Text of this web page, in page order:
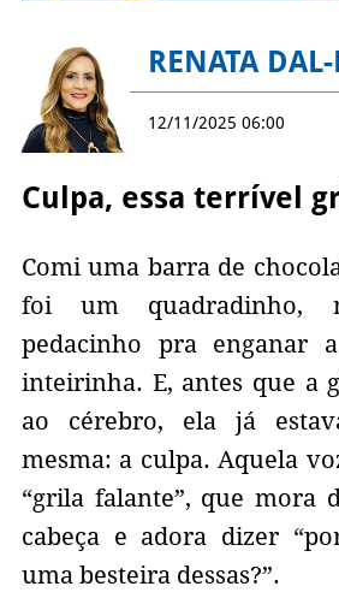
RENATA
12/11/2025 06:00
Culpa, essa terrível
Comi uma barra de
foi um quadradinho,
pedacinho pra enganar
inteirinha. E, antes que a
ao cérebro, ela já
mesma: a culpa. Aquela
“grila falante”, que mora
cabeça e adora dizer
uma besteira dessas?”.